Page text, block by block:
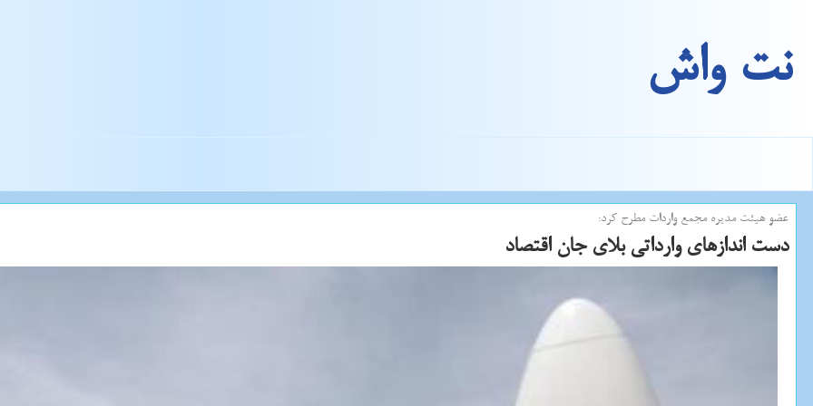
نت واش
عضو هیئت مدیره مجمع واردات مطرح كرد:
دست اندازهای وارداتی بلای جان اقتصاد